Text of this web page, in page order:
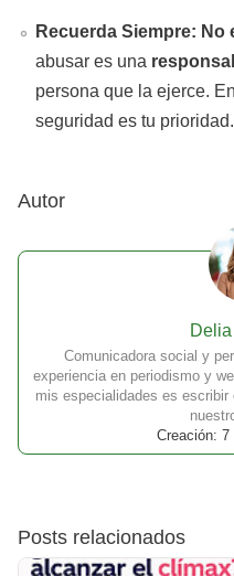
Recuerda Siempre: No
abusar es una
persona que la ejerce.
seguridad es tu prioridad.
Autor
Comunicadora social y
experiencia en periodismo y
mis especialidades es
Creación: 7
Posts relacionados